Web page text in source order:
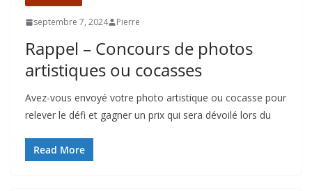
septembre 7, 2024 Pierre
Rappel – Concours de photos
artistiques ou cocasses
Avez-vous envoyé votre photo artistique ou cocasse pour
relever le défi et gagner un prix qui sera dévoilé lors du
Read More